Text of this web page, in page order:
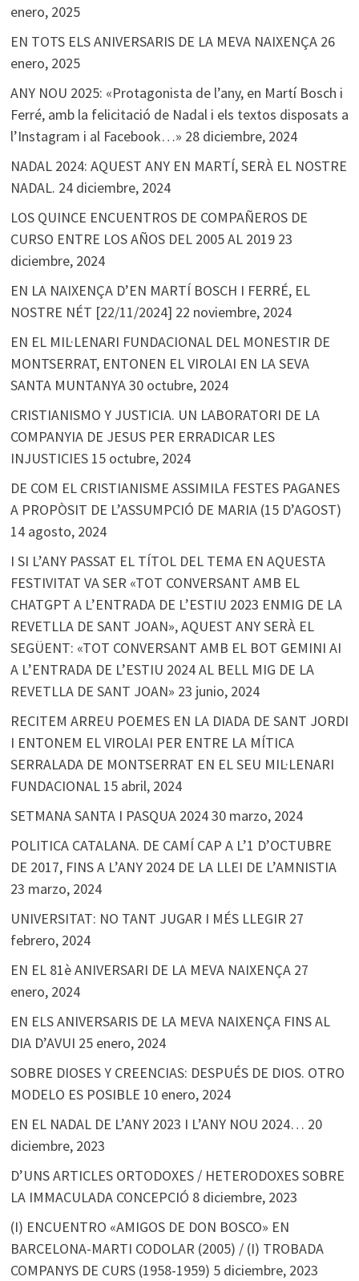
enero, 2025
EN TOTS ELS ANIVERSARIS DE LA MEVA NAIXENÇA 26
enero, 2025
ANY NOU 2025: «Protagonista de l’any, en Martí Bosch i
Ferré, amb la felicitació de Nadal i els textos disposats a
l’Instagram i al Facebook…» 28 diciembre, 2024
NADAL 2024: AQUEST ANY EN MARTÍ, SERÀ EL NOSTRE
NADAL. 24 diciembre, 2024
LOS QUINCE ENCUENTROS DE COMPAÑEROS DE
CURSO ENTRE LOS AÑOS DEL 2005 AL 2019 23
diciembre, 2024
EN LA NAIXENÇA D’EN MARTÍ BOSCH I FERRÉ, EL
NOSTRE NÉT [22/11/2024] 22 noviembre, 2024
EN EL MIL·LENARI FUNDACIONAL DEL MONESTIR DE
MONTSERRAT, ENTONEN EL VIROLAI EN LA SEVA
SANTA MUNTANYA30 octubre, 2024
CRISTIANISMO Y JUSTICIA. UN LABORATORI DE LA
COMPANYIA DE JESUS PER ERRADICAR LES
INJUSTICIES 15 octubre, 2024
DE COM EL CRISTIANISME ASSIMILA FESTES PAGANES
A PROPÒSIT DE L’ASSUMPCIÓ DE MARIA (15 D’AGOST)
14 agosto, 2024
I SI L’ANY PASSAT EL TÍTOL DEL TEMA EN AQUESTA
FESTIVITAT VA SER «TOT CONVERSANT AMB EL
CHATGPT A L’ENTRADA DE L’ESTIU 2023 ENMIG DE LA
REVETLLA DE SANT JOAN», AQUEST ANY SERÀ EL
SEGÜENT: «TOT CONVERSANT AMB EL BOT GEMINI AI
A L’ENTRADA DE L’ESTIU 2024 AL BELL MIG DE LA
REVETLLA DE SANT JOAN» 23 junio, 2024
RECITEM ARREU POEMES EN LA DIADA DE SANT JORDI
I ENTONEM EL VIROLAI PER ENTRE LA MÍTICA
SERRALADA DE MONTSERRAT EN EL SEU MIL·LENARI
FUNDACIONAL 15 abril, 2024
SETMANA SANTA I PASQUA 202430 marzo, 2024
POLITICA CATALANA. DE CAMÍ CAP A L’1 D’OCTUBRE
DE 2017, FINS A L’ANY 2024 DE LA LLEI DE L’AMNISTIA
23 marzo, 2024
UNIVERSITAT: NO TANT JUGAR I MÉS LLEGIR 27
febrero, 2024
EN EL 81è ANIVERSARI DE LA MEVA NAIXENÇA 27
enero, 2024
EN ELS ANIVERSARIS DE LA MEVA NAIXENÇA FINS AL
DIA D’AVUI 25 enero, 2024
SOBRE DIOSES Y CREENCIAS: DESPUÉS DE DIOS. OTRO
MODELO ES POSIBLE 10 enero, 2024
EN EL NADAL DE L’ANY 2023 I L’ANY NOU 2024… 20
diciembre, 2023
D’UNS ARTICLES ORTODOXES / HETERODOXES SOBRE
LA IMMACULADA CONCEPCIÓ 8 diciembre, 2023
(I) ENCUENTRO «AMIGOS DE DON BOSCO» EN
BARCELONA-MARTI CODOLAR (2005) / (I) TROBADA
COMPANYS DE CURS (1958-1959) 5 diciembre, 2023